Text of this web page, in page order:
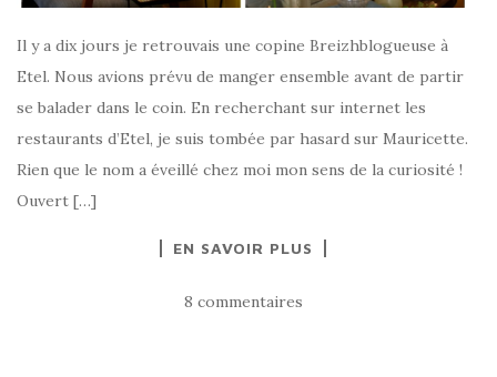
Il y a dix jours je retrouvais une copine Breizhblogueuse à
Etel. Nous avions prévu de manger ensemble avant de partir
se balader dans le coin. En recherchant sur internet les
restaurants d’Etel, je suis tombée par hasard sur Mauricette.
Rien que le nom a éveillé chez moi mon sens de la curiosité !
Ouvert […]
EN SAVOIR PLUS
8 commentaires